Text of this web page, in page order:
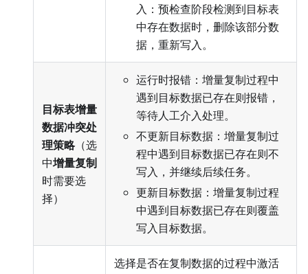
入：预检查阶段检测到目标表
中存在数据时，删除该部分数
据，重新写入。
目标表增量
数据冲突处
理策略（选
中增量复制
时需要选
择）
运行时报错：增量复制过程中
遇到目标数据已存在则报错，
等待人工介入处理。
不更新目标数据：增量复制过
程中遇到目标数据已存在则不
写入，并继续后续任务。
更新目标数据：增量复制过程
中遇到目标数据已存在则覆盖
写入目标数据。
选择是否在复制数据的过程中激活